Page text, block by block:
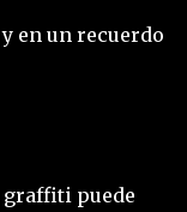
en un recuerdo
graffiti puede